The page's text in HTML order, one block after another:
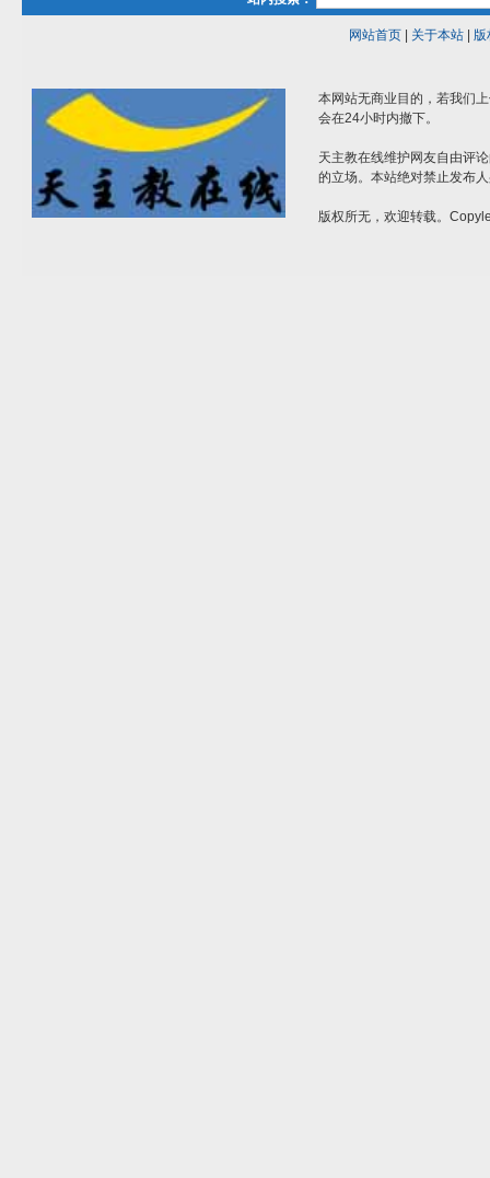
网站首页| 关于本站| 版
本网站无商业目的，若我们
会在24小时内撤下。
天主教在线维护网友自由评
的立场。本站绝对禁止发布
版权所无，欢迎转载。